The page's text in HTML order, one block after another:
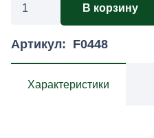
ДО
240-
В корзину
Артикул: F0448
Характеристики